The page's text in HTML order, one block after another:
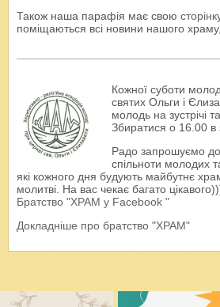
Також наша парафія має свою
поміщаються всі новини нашого
Кожної суботи
святих Ольги і
молодь на зустрічі
Збиратися о 16.00 в
Радо запрошуємо
спільноти молодих
які кожного дня будують майбутнє
молитві. На вас чекає багато
Братство "ХРАМ у Facebook "
Докладніше про братство "ХРАМ"